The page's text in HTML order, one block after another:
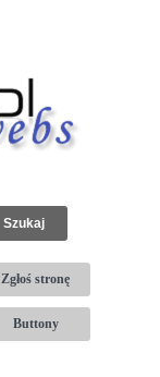
Zgłoś stronę
Buttony